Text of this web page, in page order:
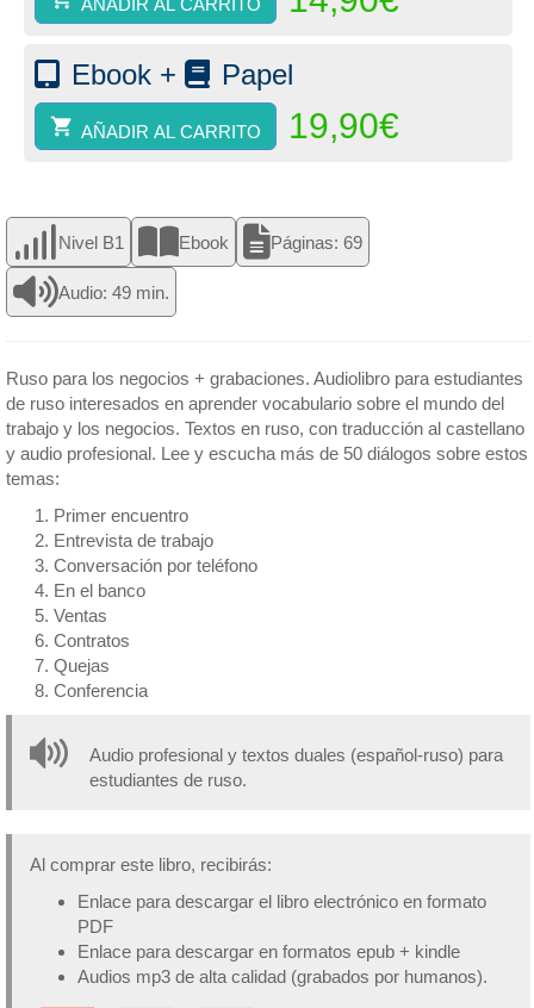
(ebook)
AÑADIR AL CARRITO
Ebook + Papel
AÑADIR AL CARRITO 19,90€
Nivel B1 Ebook Páginas: 69
Audio: 49 min.
Ruso para los negocios + grabaciones. Audiolibro para estudiantes
de ruso interesados en aprender vocabulario sobre el mundo del
trabajo y los negocios. Textos en ruso, con traducción al castellano
y audio profesional. Lee y escucha más de 50 diálogos sobre estos
temas:
Primer encuentro
Entrevista de trabajo
Conversación por teléfono
En el banco
Ventas
Contratos
Quejas
Conferencia
Audio profesional y textos duales (español-ruso) para
estudiantes de ruso.
Al comprar este libro, recibirás:
Enlace para descargar el libro electrónico en formato
PDF
Enlace para descargar en formatos epub + kindle
Audios mp3 de alta calidad (grabados por humanos).